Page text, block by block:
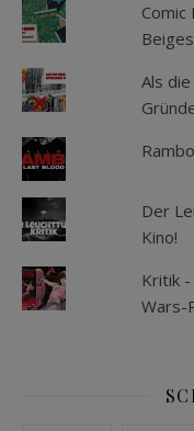
Als
Der
Kino!
Kritik
Wars-